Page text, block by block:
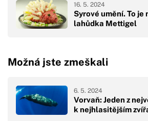
Syrové umění. To je
lahůdka Mettigel
16. 5. 2024
Možná jste zmeškali
Vorvaň: Jeden z
k nejhlasitějším
6. 5. 2024